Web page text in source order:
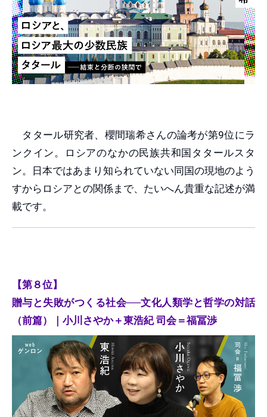
タタール研究者、櫻間瑞希さんの論考が第9位にラ
ンクイン。ロシアのなかの民族共和国タタールスタ
ン。日本ではあまり知られていない同国の現地のよう
すからロシアとの関係まで、たいへん貴重な記述が満
載です。
【第８位】
贈与と失敗がつくる社会──文化人類学と哲学の対話
（前篇）｜小川さやか＋東浩紀 司会＝福冨渉